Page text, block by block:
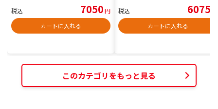
税込 7050円
カートに入れる
税込 6075
カートに入れる
このカテゴリをもっと見る